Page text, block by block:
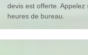
devis est offerte.
heures de bureau.